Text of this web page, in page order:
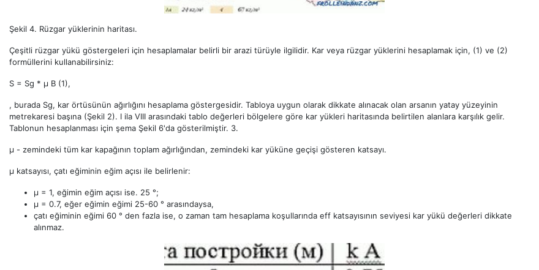
Şekil 4. Rüzgar yüklerinin haritası.
Çeşitli rüzgar yükü göstergeleri için hesaplamalar belirli bir arazi türüyle ilgilidir. Kar veya rüzgar yüklerini hesaplamak için, (1) ve (2)
formüllerini kullanabilirsiniz:
S = Sg * µ B (1),
, burada Sg, kar örtüsünün ağırlığını hesaplama göstergesidir. Tabloya uygun olarak dikkate alınacak olan arsanın yatay yüzeyinin
metrekaresi başına (Şekil 2). I ila VIII arasındaki tablo değerleri bölgelere göre kar yükleri haritasında belirtilen alanlara karşılık gelir.
Tablonun hesaplanması için şema Şekil 6'da gösterilmiştir. 3.
µ - zemindeki tüm kar kapağının toplam ağırlığından, zemindeki kar yüküne geçişi gösteren katsayı.
µ katsayısı, çatı eğiminin eğim açısı ile belirlenir:
µ = 1, eğimin eğim açısı ise. 25 °;
μ = 0.7, eğer eğimin eğimi 25-60 ° arasındaysa,
çatı eğiminin eğimi 60 ° den fazla ise, o zaman tam hesaplama koşullarında eff katsayısının seviyesi kar yükü değerleri dikkate
alınmaz.